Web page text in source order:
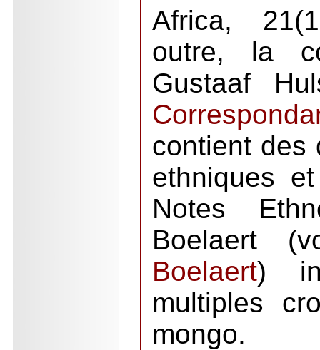
Africa,
outre, la
Gustaaf
contient des
ethniques
Notes
Boelaert
Boelaert)
multiples
mongo.